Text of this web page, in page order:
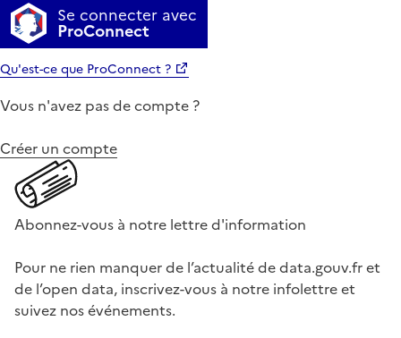
Se connecter avec
ProConnect
Qu'est-ce que ProConnect ?
Vous n'avez pas de compte ?
Créer un compte
Abonnez-vous à notre lettre d'information
Pour ne rien manquer de l’actualité de data.gouv.fr et
de l’open data, inscrivez-vous à notre infolettre et
suivez nos événements.